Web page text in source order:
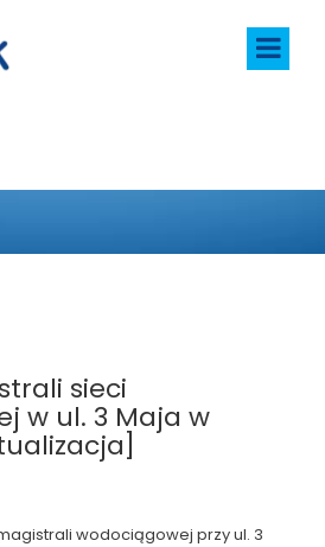
sieci
w ul. 3 Maja w
wodociągowej przy ul. 3